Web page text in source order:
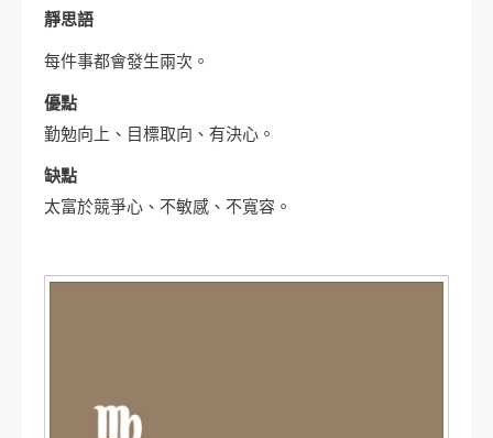
靜思語
每件事都會發生兩次。
優點
勤勉向上、目標取向、有決心。
缺點
太富於競爭心、不敏感、不寬容。